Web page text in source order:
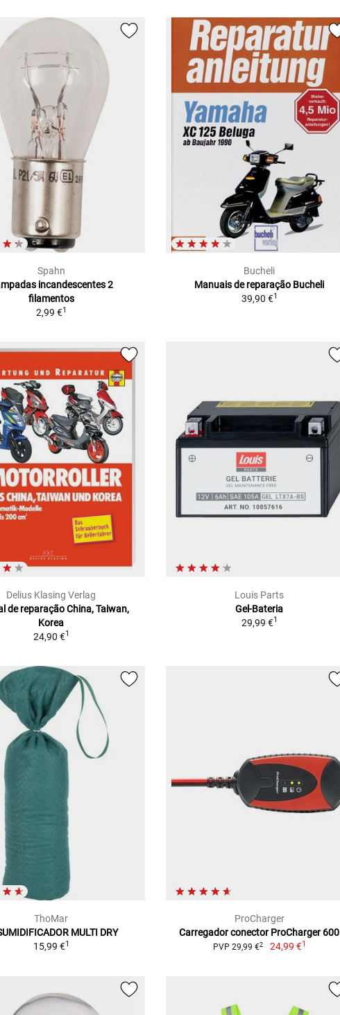
Spahn
incandescentes 2
filamentos
2,99 €1
Bucheli
Manuais de reparação Bucheli
39,90 €1
Delius Klasing Verlag
de reparação China, Taiwan,
Korea
24,90 €1
Louis Parts
Gel-Bateria
29,99 €1
ThoMar
MULTI DRY
15,99 €1
ProCharger
Carregador conector ProCharger 600
PVP 29,99 €2 24,99 €1